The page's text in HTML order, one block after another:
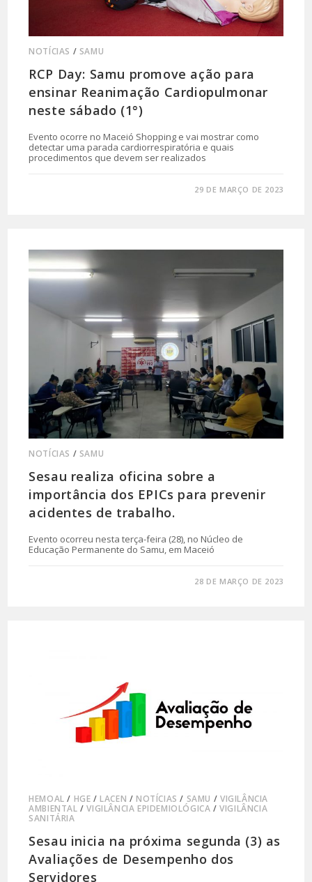
NOTÍCIAS / SAMU
RCP Day: Samu promove ação para
ensinar Reanimação Cardiopulmonar
neste sábado (1°)
Evento ocorre no Maceió Shopping e vai mostrar como
detectar uma parada cardiorrespiratória e quais
procedimentos que devem ser realizados
29 DE MARÇO DE 2023
NOTÍCIAS / SAMU
Sesau realiza oficina sobre a
importância dos EPICs para prevenir
acidentes de trabalho.
Evento ocorreu nesta terça-feira (28), no Núcleo de
Educação Permanente do Samu, em Maceió
28 DE MARÇO DE 2023
HEMOAL / HGE /LACEN /NOTÍCIAS / SAMU / VIGILÂNCIA
AMBIENTAL /VIGILÂNCIA EPIDEMIOLÓGICA /VIGILÂNCIA
SANITÁRIA
Sesau inicia na próxima segunda (3) as
Avaliações de Desempenho dos
Servidores